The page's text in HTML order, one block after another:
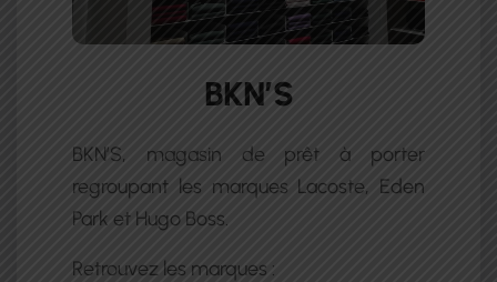
BKN’S
BKN’S, magasin de prêt à porter
regroupant les marques Lacoste, Eden
Park et Hugo Boss.
Retrouvez les marques :